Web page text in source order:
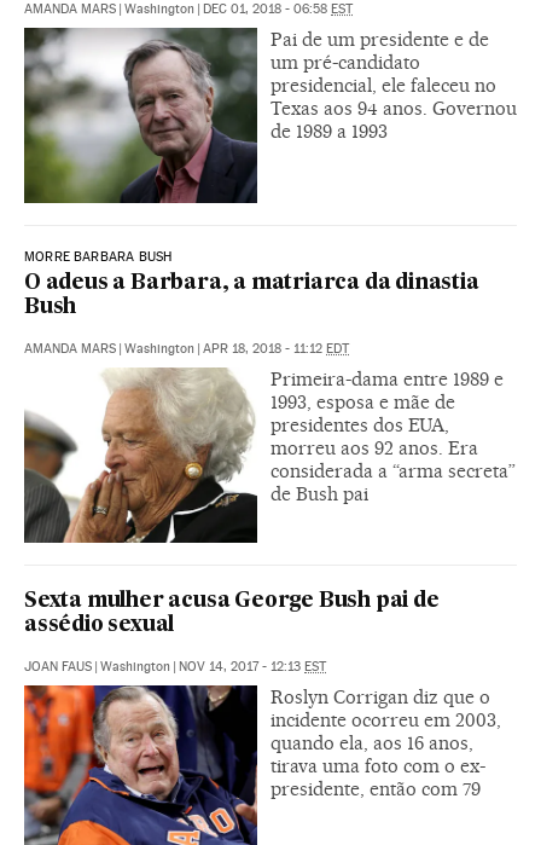
AMANDA MARS Washington DEC 01, 2018 - 06:58 EST
Pai de um presidente e de
um pré-candidato
presidencial, ele faleceu no
Texas aos 94 anos. Governou
de 1989 a 1993
MORRE BARBARA BUSH
O adeus a Barbara, a matriarca da dinastia
Bush
AMANDA MARS | Washington | APR 18, 2018 - 11:12 EDT
Primeira-dama entre 1989 e
1993, esposa e mãe de
presidentes dos EUA,
morreu aos 92 anos. Era
considerada a “arma secreta”
de Bush pai
Sexta mulher acusa George Bush pai de
assédio sexual
JOAN FAUS | Washington | NOV 14, 2017 - 12:13 EST
Roslyn Corrigan diz que o
incidente ocorreu em 2003,
quando ela, aos 16 anos,
tirava uma foto com o ex-
presidente, então com 79